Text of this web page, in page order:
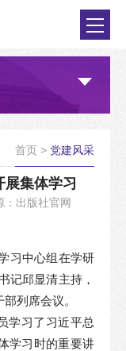
首页 > 党建风采
展集体学习
：出版社官网
习中心组在学研
记邱显清主持，
列席会议。
学习了习近平总
学习时的重要讲